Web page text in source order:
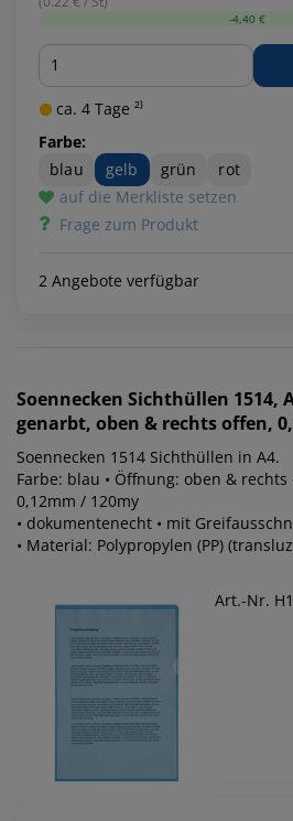
-4,40 €
Menge
ca. 4 Tage ²⁾
Farbe:
blau
gelb grün
rot
auf die Merkliste setzen
Frage zum Produkt
2 Angebote verfügbar
Soennecken Sichthüllen 1514,
genarbt, oben & rechts offen,
Soennecken 1514 Sichthüllen in A4.
Farbe: blau • Öffnung: oben & rechts
0,12mm / 120my
• dokumentenecht • mit
• Material: Polypropylen (PP)
Art.-Nr.